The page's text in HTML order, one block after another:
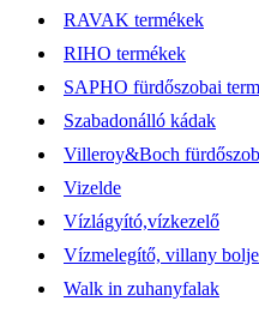
RAVAK termékek
RIHO termékek
SAPHO fürdőszobai
Szabadonálló kádak
Villeroy&Boch
Vizelde
Vízlágyító,vízkezelő
Vízmelegítő, villany
Walk in zuhanyfalak